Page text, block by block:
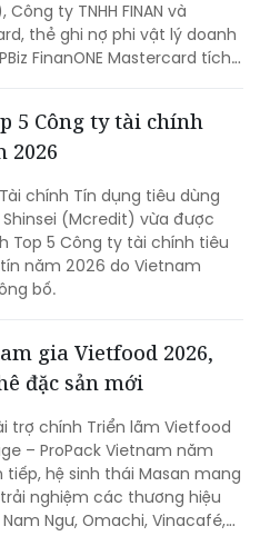
chỉ là một phương thức
mà còn là giải pháp giúp
rút ngắn quy trình phê
viên nhưng vẫn kiểm soát
sách và dòng tiền theo
thực.
5 Công ty tài chính
chính Tín dụng tiêu dùng
Shinsei (Mcredit) vừa được
Top 5 Công ty tài chính tiêu
năm 2026 do Vietnam
bố.
gia Vietfood 2026,
trợ chính Triển lãm Vietfood
– ProPack Vietnam năm
tiếp, hệ sinh thái Masan mang
nghiệm các thương hiệu
Nam Ngư, Omachi, Vinacafé,
WinEco, trong đó dòng cà
Fine Robusta lần đầu xuất
lãm. Sự kiện diễn ra từ
ưu đãi tới 30% phí bảo